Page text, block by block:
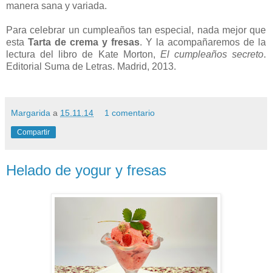
manera sana y variada.
Para celebrar un cumpleaños tan especial, nada mejor que
esta Tarta de crema y fresas. Y la acompañaremos de la
lectura del libro de Kate Morton, El cumpleaños secreto.
Editorial Suma de Letras. Madrid, 2013.
Margarida a 15.11.14 1 comentario
Compartir
Helado de yogur y fresas